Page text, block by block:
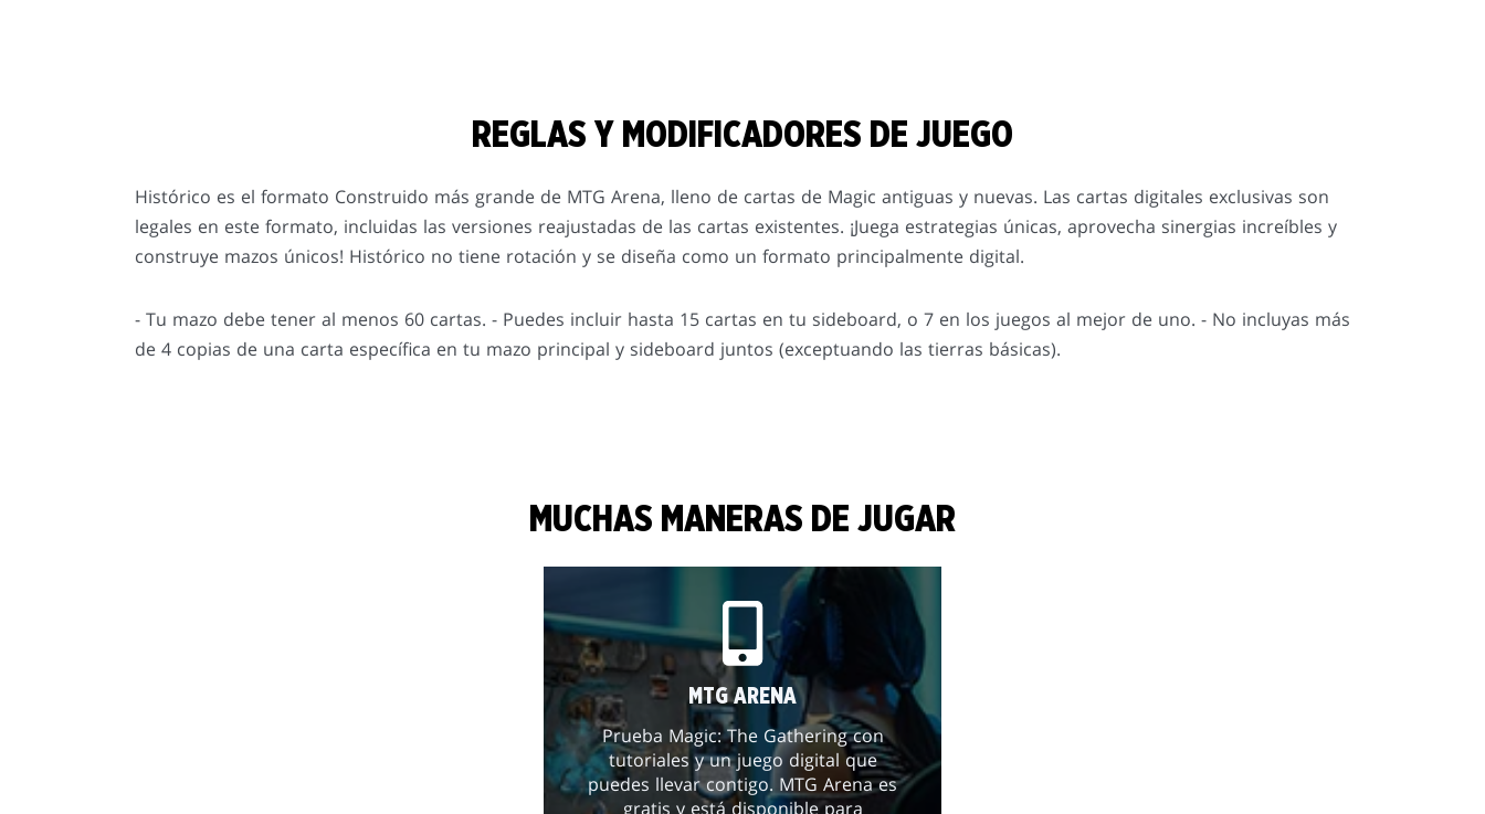
REGLAS Y MODIFICADORES DE JUEGO
Histórico es el formato Construido más grande de MTG Arena, lleno de cartas de Magic antiguas y nuevas. Las cartas digitales exclusivas son
legales en este formato, incluidas las versiones reajustadas de las cartas existentes. ¡Juega estrategias únicas, aprovecha sinergias increíbles y
construye mazos únicos! Histórico no tiene rotación y se diseña como un formato principalmente digital.
- Tu mazo debe tener al menos 60 cartas. - Puedes incluir hasta 15 cartas en tu sideboard, o 7 en los juegos al mejor de uno. - No incluyas más
de 4 copias de una carta específica en tu mazo principal y sideboard juntos (exceptuando las tierras básicas).
MUCHAS MANERAS DE JUGAR
MTG ARENA
Prueba Magic: The Gathering con
tutoriales y un juego digital que
puedes llevar contigo. MTG Arena es
gratis y está disponible para